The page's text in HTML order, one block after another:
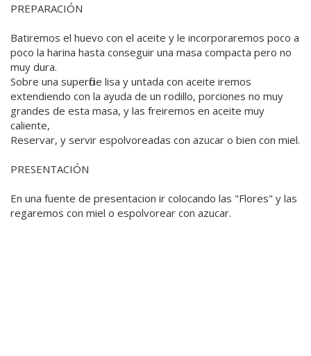
PREPARACIÓN
Batiremos el huevo con el aceite y le incorporaremos poco a
poco la harina hasta conseguir una masa compacta pero no
muy dura.
Sobre una superficie lisa y untada con aceite iremos
extendiendo con la ayuda de un rodillo, porciones no muy
grandes de esta masa, y las freiremos en aceite muy
caliente,
Reservar, y servir espolvoreadas con azucar o bien con miel.
PRESENTACIÓN
En una fuente de presentacion ir colocando las "Flores" y las
regaremos con miel o espolvorear con azucar.